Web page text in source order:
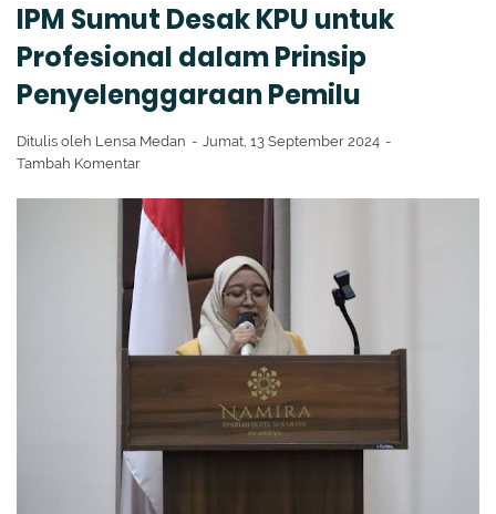
IPM Sumut Desak KPU untuk
Profesional dalam Prinsip
Penyelenggaraan Pemilu
Ditulis oleh Lensa Medan
Jumat, 13 September 2024
Tambah Komentar